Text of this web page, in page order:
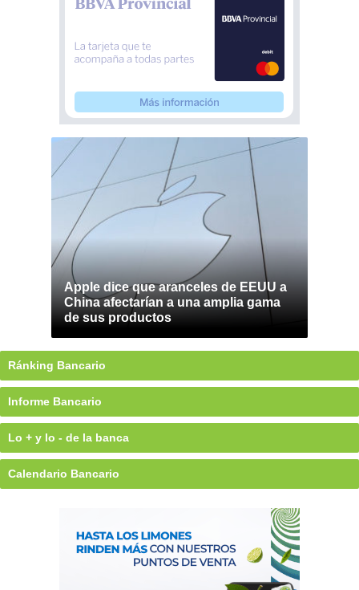
Apple dice que aranceles de EEUU a
China afectarían a una amplia gama
de sus productos
Ránking Bancario
Informe Bancario
Lo + y lo - de la banca
Calendario Bancario